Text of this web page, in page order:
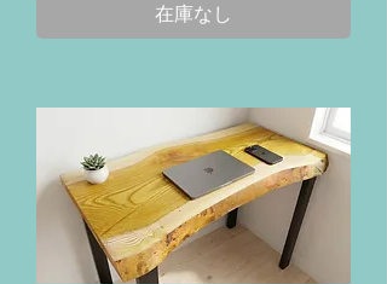
在庫なし